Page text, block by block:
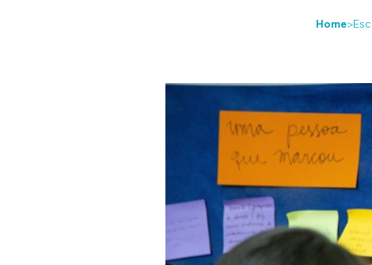
Home>